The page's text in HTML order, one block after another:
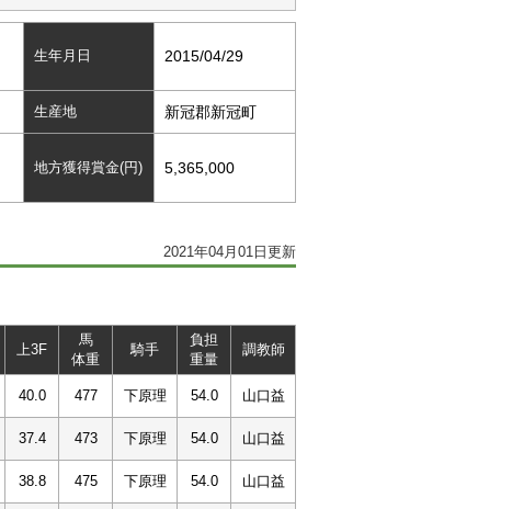
生年月日 2015/04/29
生産地 新冠郡新冠町
地方獲得賞金(円) 5,365,000
2021年04月01日更新
上3F
馬
体重
騎手
負担
重量
調教師
40.0 477 下原理 54.0 山口益
37.4 473 下原理 54.0 山口益
38.8 475 下原理 54.0 山口益